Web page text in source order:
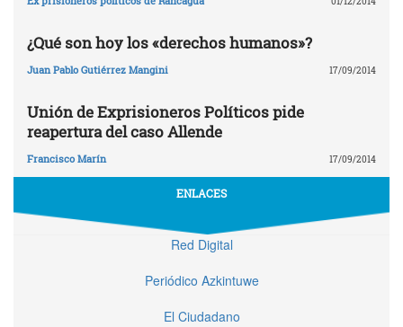
¿Qué son hoy los «derechos humanos»?
Juan Pablo Gutiérrez Mangini 17/09/2014
Unión de Exprisioneros Políticos pide
reapertura del caso Allende
Francisco Marín 17/09/2014
ENLACES
Red Digital
Periódico Azkintuwe
El Ciudadano